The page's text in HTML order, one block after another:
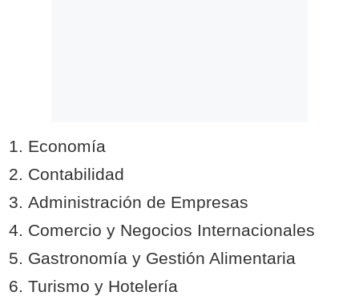
Economía
Contabilidad
Administración de Empresas
Comercio y Negocios Internacionales
Gastronomía y Gestión Alimentaria
Turismo y Hotelería